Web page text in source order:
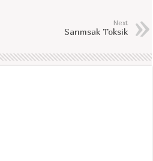
Next
Sarımsak Toksik